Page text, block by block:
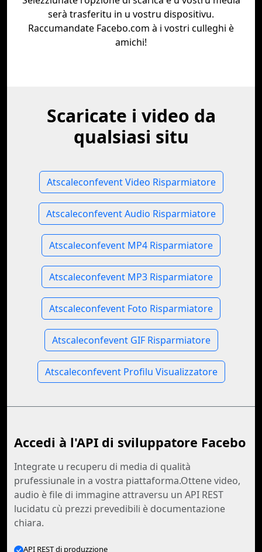
serà trasferitu in u vostru dispositivu.
Raccumandate Facebo.com à i vostri culleghi è
amichi!
Scaricate i video da
qualsiasi situ
Atscaleconfevent Video Risparmiatore
Atscaleconfevent Audio Risparmiatore
Atscaleconfevent MP4 Risparmiatore
Atscaleconfevent MP3 Risparmiatore
Atscaleconfevent Foto Risparmiatore
Atscaleconfevent GIF Risparmiatore
Atscaleconfevent Profilu Visualizzatore
Accedi à l'API di sviluppatore Facebo
Integrate u recuperu di media di qualità
prufessiunale in a vostra piattaforma.Ottene video,
audio è file di immagine attraversu un API REST
lucidatu cù prezzi prevedibili è documentazione
chiara.
API REST di produzzione